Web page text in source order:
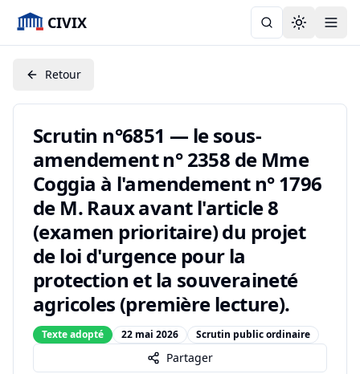
CIVIX Toggle
Retour
Scrutin n°6851 — le sous-
amendement n° 2358 de Mme
Coggia à l'amendement n° 1796
de M. Raux avant l'article 8
(examen prioritaire) du projet
de loi d'urgence pour la
protection et la souveraineté
agricoles (première lecture).
Texte adopté 22 mai 2026 Scrutin public ordinaire
Partager